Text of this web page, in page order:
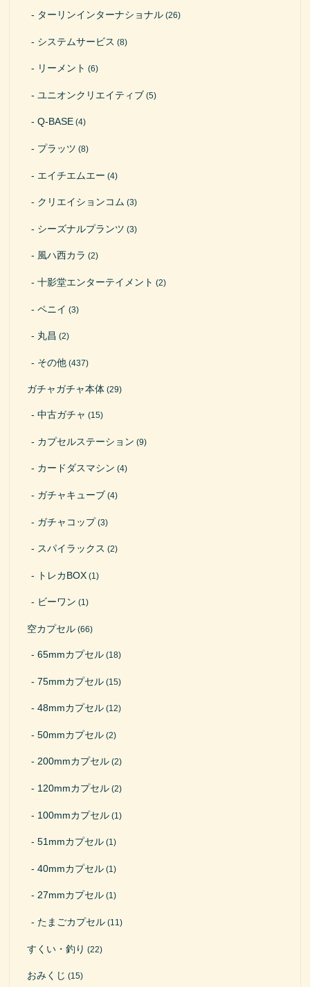
ターリンインターナショナル (26)
システムサービス (8)
リーメント (6)
ユニオンクリエイティブ (5)
Q-BASE (4)
プラッツ (8)
エイチエムエー (4)
クリエイションコム (3)
シーズナルプランツ (3)
風ハ西カラ (2)
十影堂エンターテイメント (2)
ペニイ (3)
丸昌 (2)
その他 (437)
ガチャガチャ本体 (29)
中古ガチャ (15)
カプセルステーション (9)
カードダスマシン (4)
ガチャキューブ (4)
ガチャコップ(3)
スパイラックス (2)
トレカBOX (1)
ビーワン (1)
空カプセル (66)
65mmカプセル (18)
75mmカプセル (15)
48mmカプセル (12)
50mmカプセル (2)
200mmカプセル (2)
120mmカプセル (2)
100mmカプセル (1)
51mmカプセル (1)
40mmカプセル (1)
27mmカプセル (1)
たまごカプセル (11)
すくい・釣り (22)
おみくじ (15)